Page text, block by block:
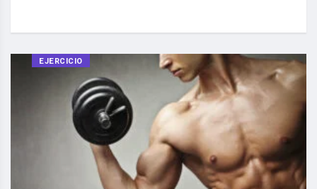
EJERCICIO